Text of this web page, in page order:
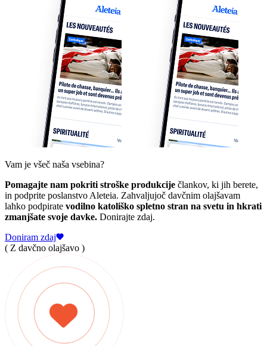
Vam je všeč naša vsebina?
Pomagajte nam pokriti stroške produkcije člankov, ki jih berete,
in podprite poslanstvo Aleteia. Zahvaljujoč davčnim olajšavam
lahko podpirate vodilno katoliško spletno stran na svetu in hkrati
zmanjšate svoje davke. Donirajte zdaj.
Doniram zdaj
( Z davčno olajšavo )